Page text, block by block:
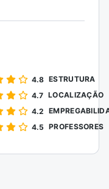
4.8 ESTRUTURA
4.7 LOCALIZAÇÃO
4.2
4.5 PROFESSORES